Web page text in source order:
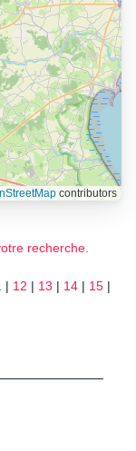
contributors
recherche.
| 12 | 13 | 14 | 15 |